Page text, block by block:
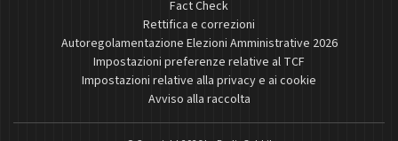
Fact Check
Rettifica e correzioni
Autoregolamentazione Elezioni Amministrative 2026
Impostazioni preferenze relative al TCF
Impostazioni relative alla privacy e ai cookie
Avviso alla raccolta